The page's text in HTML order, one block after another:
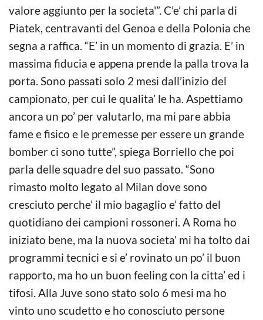
valore aggiunto per la societa'”. C’e’ chi parla di
Piatek, centravanti del Genoa e della Polonia che
segna a raffica. “E’ in un momento di grazia. E’ in
massima fiducia e appena prende la palla trova la
porta. Sono passati solo 2 mesi dall’inizio del
campionato, per cui le qualita’ le ha. Aspettiamo
ancora un po’ per valutarlo, ma mi pare abbia
fame e fisico e le premesse per essere un grande
bomber ci sono tutte”, spiega Borriello che poi
parla delle squadre del suo passato. “Sono
rimasto molto legato al Milan dove sono
cresciuto perche’ il mio bagaglio e’ fatto del
quotidiano dei campioni rossoneri. A Roma ho
iniziato bene, ma la nuova societa’ mi ha tolto dai
programmi tecnici e si e’ rovinato un po’ il buon
rapporto, ma ho un buon feeling con la citta’ ed i
tifosi. Alla Juve sono stato solo 6 mesi ma ho
vinto uno scudetto e ho conosciuto persone